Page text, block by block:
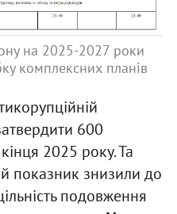
на 2025-2027 роки
комплексних планів
600
2025 року. Та
показник знизили до
подовження